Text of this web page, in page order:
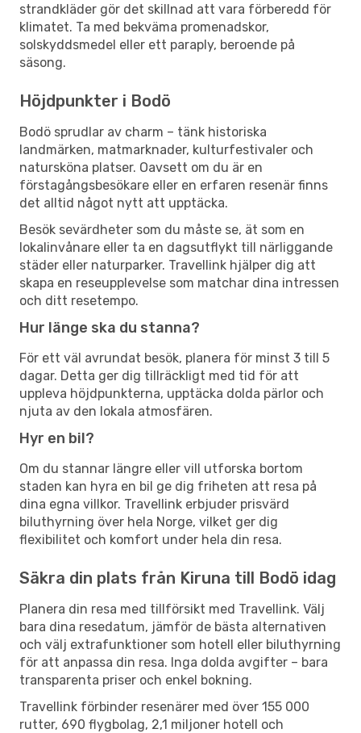
strandkläder gör det skillnad att vara förberedd för
klimatet. Ta med bekväma promenadskor,
solskyddsmedel eller ett paraply, beroende på
säsong.
Höjdpunkter i Bodö
Bodö sprudlar av charm – tänk historiska
landmärken, matmarknader, kulturfestivaler och
natursköna platser. Oavsett om du är en
förstagångsbesökare eller en erfaren resenär finns
det alltid något nytt att upptäcka.
Besök sevärdheter som du måste se, ät som en
lokalinvånare eller ta en dagsutflykt till närliggande
städer eller naturparker. Travellink hjälper dig att
skapa en reseupplevelse som matchar dina intressen
och ditt resetempo.
Hur länge ska du stanna?
För ett väl avrundat besök, planera för minst 3 till 5
dagar. Detta ger dig tillräckligt med tid för att
uppleva höjdpunkterna, upptäcka dolda pärlor och
njuta av den lokala atmosfären.
Hyr en bil?
Om du stannar längre eller vill utforska bortom
staden kan hyra en bil ge dig friheten att resa på
dina egna villkor. Travellink erbjuder prisvärd
biluthyrning över hela Norge, vilket ger dig
flexibilitet och komfort under hela din resa.
Säkra din plats från Kiruna till Bodö idag
Planera din resa med tillförsikt med Travellink. Välj
bara dina resedatum, jämför de bästa alternativen
och välj extrafunktioner som hotell eller biluthyrning
för att anpassa din resa. Inga dolda avgifter – bara
transparenta priser och enkel bokning.
Travellink förbinder resenärer med över 155 000
rutter, 690 flygbolag, 2,1 miljoner hotell och